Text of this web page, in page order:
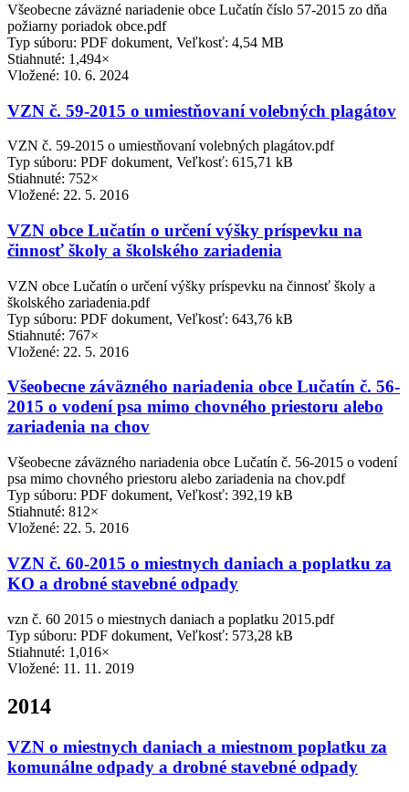
Všeobecne záväzné nariadenie obce Lučatín číslo 57-2015 zo dňa
požiarny poriadok obce.pdf
Typ súboru: PDF dokument, Veľkosť: 4,54 MB
Stiahnuté: 1,494×
Vložené: 10. 6. 2024
VZN č. 59-2015 o umiestňovaní volebných plagátov
VZN č. 59-2015 o umiestňovaní volebných plagátov.pdf
Typ súboru: PDF dokument, Veľkosť: 615,71 kB
Stiahnuté: 752×
Vložené: 22. 5. 2016
VZN obce Lučatín o určení výšky príspevku na
činnosť školy a školského zariadenia
VZN obce Lučatín o určení výšky príspevku na činnosť školy a
školského zariadenia.pdf
Typ súboru: PDF dokument, Veľkosť: 643,76 kB
Stiahnuté: 767×
Vložené: 22. 5. 2016
Všeobecne záväzného nariadenia obce Lučatín č. 56-
2015 o vodení psa mimo chovného priestoru alebo
zariadenia na chov
Všeobecne záväzného nariadenia obce Lučatín č. 56-2015 o vodení
psa mimo chovného priestoru alebo zariadenia na chov.pdf
Typ súboru: PDF dokument, Veľkosť: 392,19 kB
Stiahnuté: 812×
Vložené: 22. 5. 2016
VZN č. 60-2015 o miestnych daniach a poplatku za
KO a drobné stavebné odpady
vzn č. 60 2015 o miestnych daniach a poplatku 2015.pdf
Typ súboru: PDF dokument, Veľkosť: 573,28 kB
Stiahnuté: 1,016×
Vložené: 11. 11. 2019
2014
VZN o miestnych daniach a miestnom poplatku za
komunálne odpady a drobné stavebné odpady